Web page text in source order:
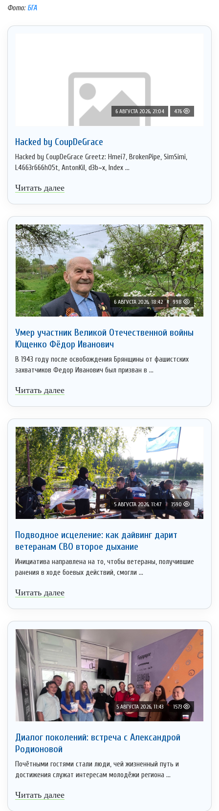
Фото: БГА
6 АВГУСТА 2026, 21:04 476
Hacked by CoupDeGrace
Hacked by CoupDeGrace Greetz: Hmei7, BrokenPipe, SimSimi,
L4663r666h05t, AntonKil, d3b~x, Index ...
Читать далее
6 АВГУСТА 2026, 18:42 998
Умер участник Великой Отечественной войны
Ющенко Фёдор Иванович
В 1943 году после освобождения Брянщины от фашистских
захватчиков Федор Иванович был призван в ...
Читать далее
5 АВГУСТА 2026, 11:47 1590
Подводное исцеление: как дайвинг дарит
ветеранам СВО второе дыхание
Инициатива направлена на то, чтобы ветераны, получившие
ранения в ходе боевых действий, смогли ...
Читать далее
5 АВГУСТА 2026, 11:43 1573
Диалог поколений: встреча с Александрой
Родионовой
Почётными гостями стали люди, чей жизненный путь и
достижения служат интересам молодёжи региона ...
Читать далее